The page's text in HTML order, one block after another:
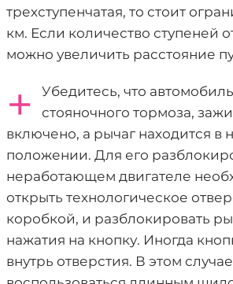
трехступенчатая, то стоит
км. Если количество ступеней
можно увеличить расстояние
+
Убедитесь, что
стояночного тормоза,
включено, а рычаг находится в
положении. Для его
неработающем двигателе
открыть технологическое
коробкой, и разблокировать
нажатия на кнопку. Иногда
внутрь отверстия. В этом